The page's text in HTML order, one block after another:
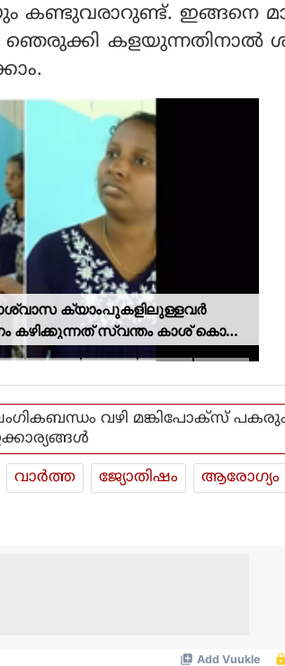
കണ്ടുവരാറുണ്ട്. ഇങ്ങനെ
കളയുന്നതിനാല്‍
ക്യാംപുകളിലുള്ളവർ
കഴിക്കുന്നത് സ്വന്തം കാശ് കൊണ്ട്
ദുരിതക്കയം
വഴി മങ്കിപോക്‌സ്
വാര്‍ത്ത ജ്യോതിഷം
ആരോഗ്യം